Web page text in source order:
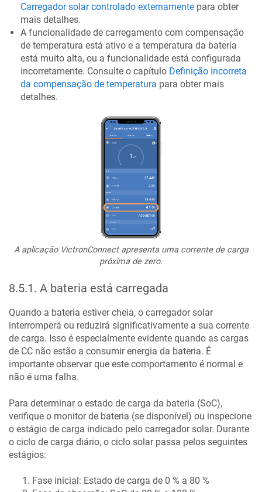
Carregador solar controlado externamente para obter
mais detalhes.
A funcionalidade de carregamento com compensação
de temperatura está ativo e a temperatura da bateria
está muito alta, ou a funcionalidade está configurada
incorretamente. Consulte o capítulo Definição incorreta
da compensação de temperatura para obter mais
detalhes.
A aplicação VictronConnect apresenta uma corrente de carga
próxima de zero.
8.5.1 . A bateria está carregada
Quando a bateria estiver cheia, o carregador solar
interromperá ou reduzirá significativamente a sua corrente
de carga. Isso é especialmente evidente quando as cargas
de CC não estão a consumir energia da bateria. É
importante observar que este comportamento é normal e
não é uma falha.
Para determinar o estado de carga da bateria (SoC),
verifique o monitor de bateria (se disponível) ou inspecione
o estágio de carga indicado pelo carregador solar. Durante
o ciclo de carga diário, o ciclo solar passa pelos seguintes
estágios:
Fase inicial: Estado de carga de 0 % a 80 %